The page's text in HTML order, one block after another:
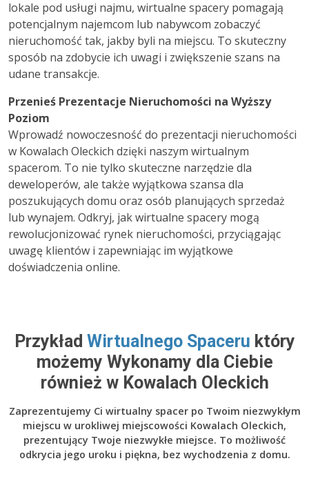
lokale pod usługi najmu, wirtualne spacery pomagają
potencjalnym najemcom lub nabywcom zobaczyć
nieruchomość tak, jakby byli na miejscu. To skuteczny
sposób na zdobycie ich uwagi i zwiększenie szans na
udane transakcje.
Przenieś Prezentacje Nieruchomości na Wyższy
Poziom
Wprowadź nowoczesność do prezentacji nieruchomości
w Kowalach Oleckich dzięki naszym wirtualnym
spacerom. To nie tylko skuteczne narzędzie dla
deweloperów, ale także wyjątkowa szansa dla
poszukujących domu oraz osób planujących sprzedaż
lub wynajem. Odkryj, jak wirtualne spacery mogą
rewolucjonizować rynek nieruchomości, przyciągając
uwagę klientów i zapewniając im wyjątkowe
doświadczenia online.
Przykład Wirtualnego Spaceru który
możemy Wykonamy dla Ciebie
również w Kowalach Oleckich
Zaprezentujemy Ci wirtualny spacer po Twoim niezwykłym
miejscu w urokliwej miejscowości Kowalach Oleckich,
prezentujący Twoje niezwykłe miejsce. To możliwość
odkrycia jego uroku i piękna, bez wychodzenia z domu.